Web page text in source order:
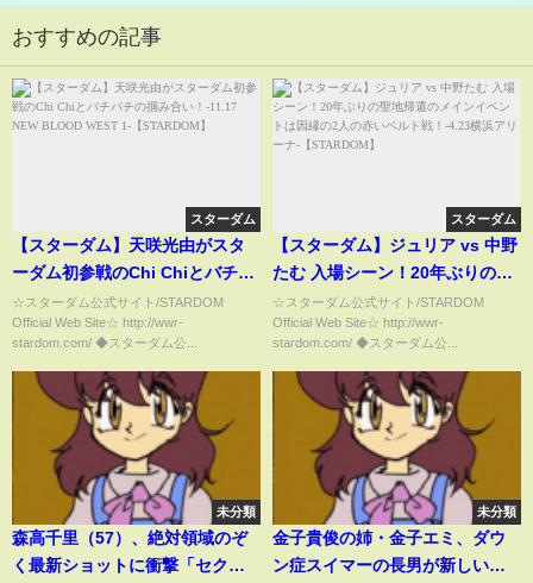
おすすめの記事
スターダム
【スターダム】天咲光由がスタ
ーダム初参戦のChi Chiとバチバ
チの掴み合い！-11.17 NEW
BLOOD WEST 1-
【STARDOM】
☆スターダム公式サイト/STARDOM
Official Web Site☆ http://wwr-
stardom.com/ ◆スターダム公...
スターダム
【スターダム】ジュリア vs 中野
たむ 入場シーン！20年ぶりの聖
地帰還のメインイベントは因縁
の2人の赤いベルト戦！-4.23横浜
アリーナ-【STARDOM】
☆スターダム公式サイト/STARDOM
Official Web Site☆ http://wwr-
stardom.com/ ◆スターダム公...
未分類
森高千里（57）、絶対領域のぞ
く最新ショットに衝撃「セクシ
未分類
金子貴俊の姉・金子エミ、ダウ
ン症スイマーの長男が新しい世